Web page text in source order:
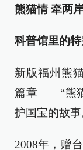
熊猫情 牵两
科普馆里的
新版福州熊
篇章——“熊
护国宝的故事
2008年，赠